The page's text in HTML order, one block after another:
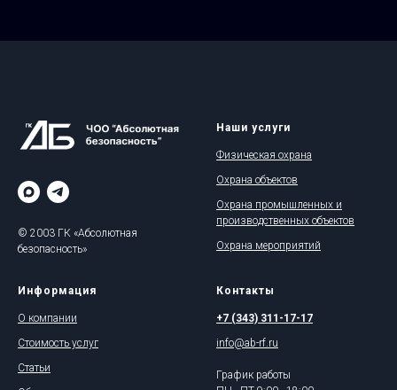
© 2003 ГК «Абсолютная
безопасность»
Наши услуги
Физическая охрана
Охрана объектов
Охрана промышленных и
производственных объектов
Охрана мероприятий
Информация
О компании
Стоимость услуг
Статьи
Контакты
+7 (343) 311-17-17
info@ab-rf.ru
График работы